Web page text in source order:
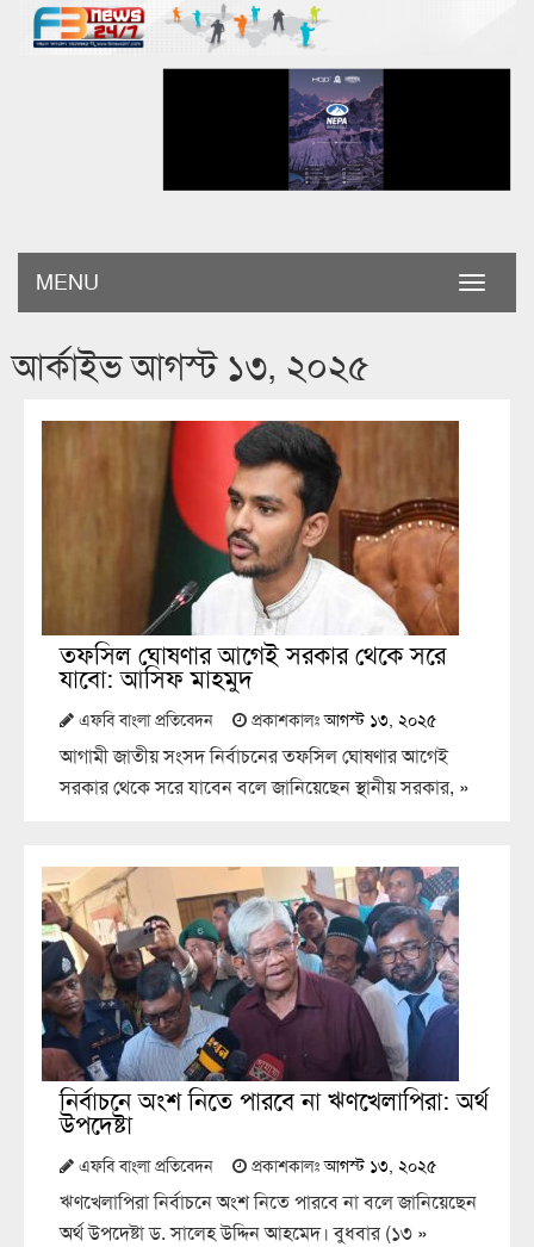
Toggle
MENU
আর্কাইভ আগস্ট ১৩, ২০২৫
তফসিল ঘোষণার আগেই সরকার থেকে সরে
যাবো: আসিফ মাহমুদ
এফবি বাংলা প্রতিবেদন প্রকাশকালঃআগস্ট ১৩, ২০২৫
আগামী জাতীয় সংসদ নির্বাচনের তফসিল ঘোষণার আগেই
সরকার থেকে সরে যাবেন বলে জানিয়েছেন স্থানীয় সরকার, »
নির্বাচনে অংশ নিতে পারবে না ঋণখেলাপিরা: অর্থ
উপদেষ্টা
এফবি বাংলা প্রতিবেদন প্রকাশকালঃআগস্ট ১৩, ২০২৫
ঋণখেলাপিরা নির্বাচনে অংশ নিতে পারবে না বলে জানিয়েছেন
অর্থ উপদেষ্টা ড. সালেহ উদ্দিন আহমেদ। বুধবার (১৩ »